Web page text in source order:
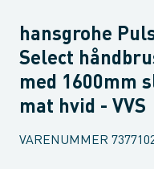
hansgrohe
Select
med 1600mm
mat hvid - VVS
VARENUMMER